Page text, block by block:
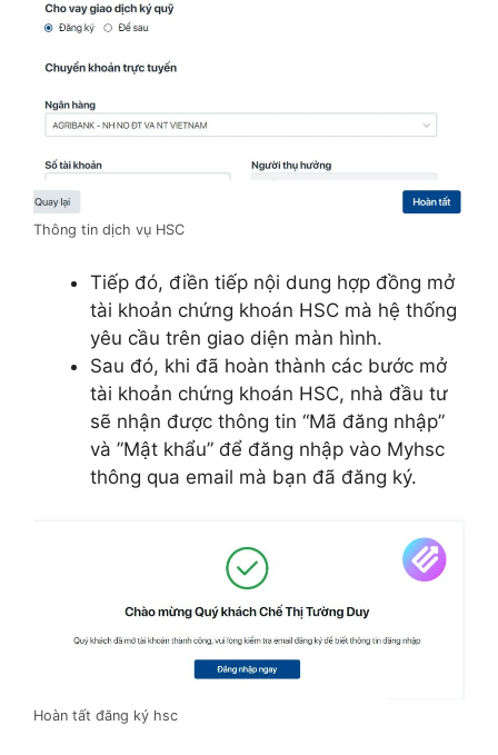
Thông tin dịch vụ HSC
Tiếp đó, điền tiếp nội dung hợp đồng mở
tài khoản chứng khoán HSC mà hệ thống
yêu cầu trên giao diện màn hình.
Sau đó, khi đã hoàn thành các bước mở
tài khoản chứng khoán HSC, nhà đầu tư
sẽ nhận được thông tin “Mã đăng nhập”
và ”Mật khẩu” để đăng nhập vào Myhsc
thông qua email mà bạn đã đăng ký.
Hoàn tất đăng ký hsc